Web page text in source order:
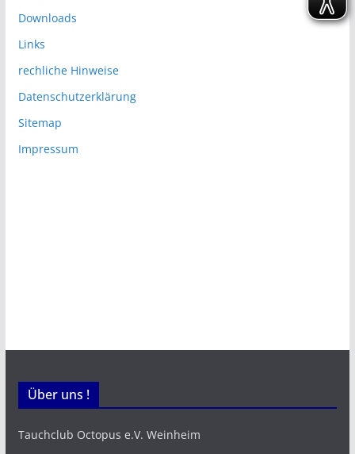
Downloads
Links
rechliche Hinweise
Datenschutzerklärung
Sitemap
Impressum
Über uns !
Tauchclub Octopus e.V. Weinheim